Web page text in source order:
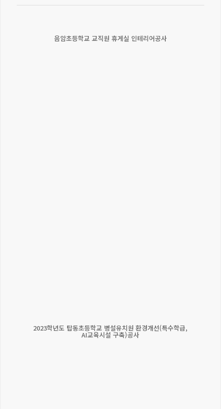
음암초등학교 교직원 휴게실 인테리어공사
2023학년도 탑동초등학교 병설유치원 환경개선(특수학급,
AI교육시설 구축)공사